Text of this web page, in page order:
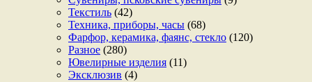
Текстиль (42)
Техника, приборы, часы (68)
Фарфор, керамика, фаянс, стекло (120)
Разное (280)
Ювелирные изделия (11)
Эксклюзив (4)